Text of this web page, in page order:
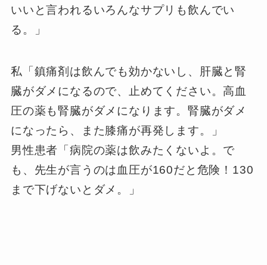
いいと言われるいろんなサプリも飲んでい
る。」
私「鎮痛剤は飲んでも効かないし、肝臓と腎
臓がダメになるので、止めてください。高血
圧の薬も腎臓がダメになります。腎臓がダメ
になったら、また膝痛が再発します。」
男性患者「病院の薬は飲みたくないよ。で
も、先生が言うのは血圧が160だと危険！130
まで下げないとダメ。」